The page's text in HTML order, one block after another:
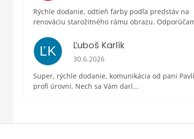
Rýchle dodanie, odtieň farby podľa predstáv na
renováciu starožitného rámu obrazu.
ĽK Ľuboš Karlík
Hodnotenie obchodu je 5 z 5
30.6.2026
Super, rýchle dodanie, komunikácia od pani
profi úrovni. Nech sa Vám darí...